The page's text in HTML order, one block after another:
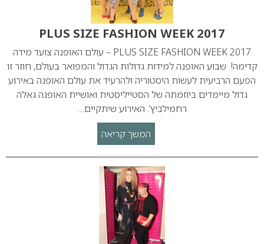
PLUS SIZE FASHION WEEK 2017
PLUS SIZE FASHION WEEK 2017 – עולם האופנה צועד מידה
קדימה! שבוע האופנה למידות גדולות הגדול והמפואר בעולם, חוזר זו
הפעם הרביעית לעשות היסטוריה ולהרעיד את עולם האופנה באירוע
גדול מיימדים ביוזמתה של הסטייליסטית ואושיית האופנה גאלה
רחמילביץ’. האירוע שיתקיים…
המשך קריאה